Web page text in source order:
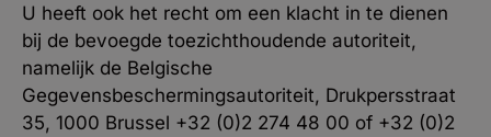
U heeft ook het recht om een klacht in te dienen
bij de bevoegde toezichthoudende autoriteit,
namelijk de Belgische
Gegevensbeschermingsautoriteit, Drukpersstraat
35, 1000 Brussel +32 (0)2 274 48 00 of +32 (0)2